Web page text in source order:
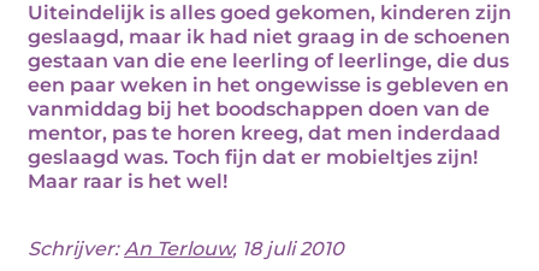
Uiteindelijk is alles goed gekomen, kinderen zijn
geslaagd, maar ik had niet graag in de schoenen
gestaan van die ene leerling of leerlinge, die dus
een paar weken in het ongewisse is gebleven en
vanmiddag bij het boodschappen doen van de
mentor, pas te horen kreeg, dat men inderdaad
geslaagd was. Toch fijn dat er mobieltjes zijn!
Maar raar is het wel!
Schrijver:An Terlouw, 18 juli 2010